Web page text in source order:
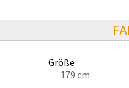
Größe
179 cm